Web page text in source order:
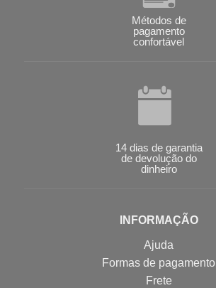
Métodos de
pagamento
confortável
14 dias de garantia
de devolução do
dinheiro
INFORMAÇÃO
Ajuda
Formas de pagamento
Frete